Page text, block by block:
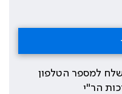
למספר הטלפון
הר"י